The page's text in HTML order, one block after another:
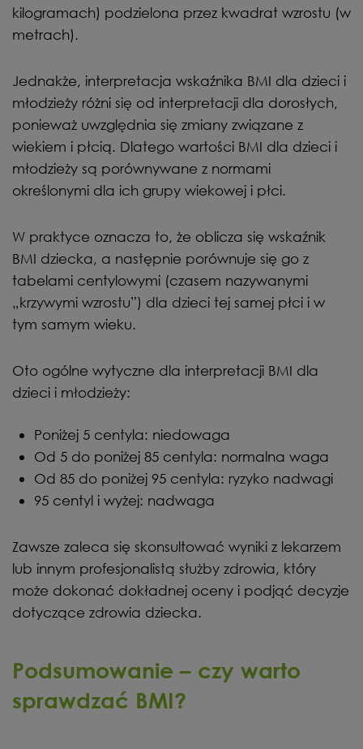
kilogramach) podzielona przez kwadrat wzrostu (w
metrach).
Jednakże, interpretacja wskaźnika BMI dla dzieci i
młodzieży różni się od interpretacji dla dorosłych,
ponieważ uwzględnia się zmiany związane z
wiekiem i płcią. Dlatego wartości BMI dla dzieci i
młodzieży są porównywane z normami
określonymi dla ich grupy wiekowej i płci.
W praktyce oznacza to, że oblicza się wskaźnik
BMI dziecka, a następnie porównuje się go z
tabelami centylowymi (czasem nazywanymi
„krzywymi wzrostu”) dla dzieci tej samej płci i w
tym samym wieku.
Oto ogólne wytyczne dla interpretacji BMI dla
dzieci i młodzieży:
Poniżej 5 centyla: niedowaga
Od 5 do poniżej 85 centyla: normalna waga
Od 85 do poniżej 95 centyla: ryzyko nadwagi
95 centyl i wyżej: nadwaga
Zawsze zaleca się skonsultować wyniki z lekarzem
lub innym profesjonalistą służby zdrowia, który
może dokonać dokładnej oceny i podjąć decyzje
dotyczące zdrowia dziecka.
Podsumowanie – czy warto
sprawdzać BMI?